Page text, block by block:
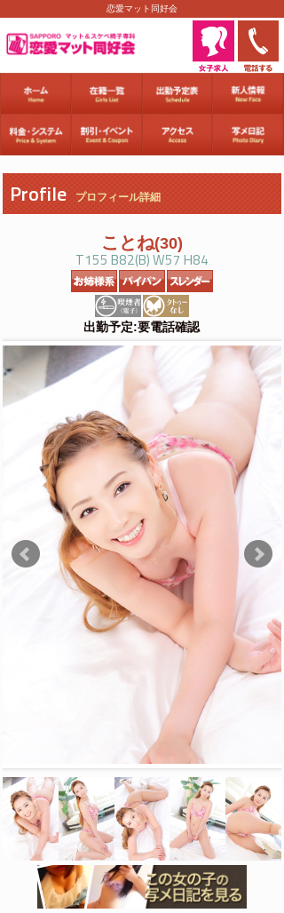
恋愛マット同好会
Profile プロフィール詳細
ことね(30)
T155 B82(B) W57 H84
出勤予定:要電話確認